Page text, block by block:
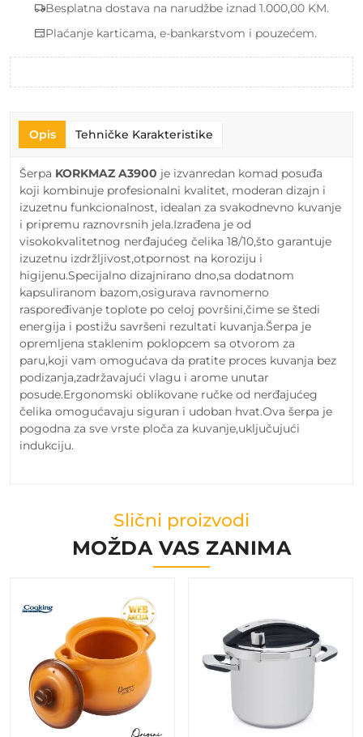
Besplatna dostava na narudžbe iznad 1.000,00 KM.
Plaćanje karticama, e-bankarstvom i pouzećem.
Opis Tehničke Karakteristike
Šerpa KORKMAZ A3900 je izvanredan komad posuđa
koji kombinuje profesionalni kvalitet, moderan dizajn i
izuzetnu funkcionalnost, idealan za svakodnevno kuvanje
i pripremu raznovrsnih jela.Izrađena je od
visokokvalitetnog nerđajućeg čelika 18/10,što garantuje
izuzetnu izdržljivost,otpornost na koroziju i
higijenu.Specijalno dizajnirano dno,sa dodatnom
kapsuliranom bazom,osigurava ravnomerno
raspoređivanje toplote po celoj površini,čime se štedi
energija i postižu savršeni rezultati kuvanja.Šerpa je
opremljena staklenim poklopcem sa otvorom za
paru,koji vam omogućava da pratite proces kuvanja bez
podizanja,zadržavajući vlagu i arome unutar
posude.Ergonomski oblikovane ručke od nerđajućeg
čelika omogućavaju siguran i udoban hvat.Ova šerpa je
pogodna za sve vrste ploča za kuvanje,uključujući
indukciju.
Slični proizvodi
MOŽDA VAS ZANIMA